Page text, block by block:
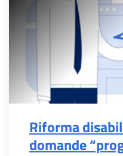
Riforma
domande